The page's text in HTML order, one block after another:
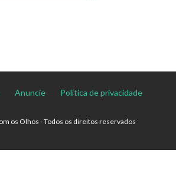
Anuncie Política de privacidade
os Olhos - Todos os direitos reservados